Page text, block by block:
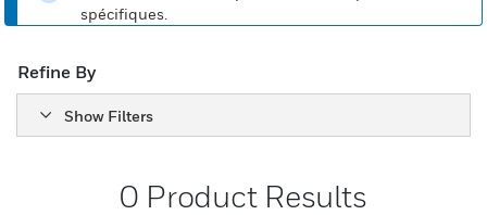
spécifiques.
Refine By
Show Filters
0 Product Results